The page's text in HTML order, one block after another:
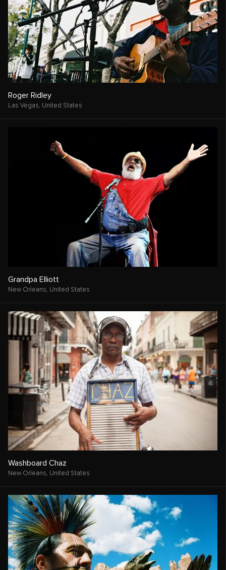
Roger Ridley
Las Vegas, United States
Grandpa Elliott
New Orleans, United States
Washboard Chaz
New Orleans, United States